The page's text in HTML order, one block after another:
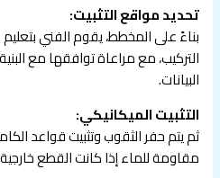
تحديد مواقع التثبيت:
بناءً على المخطط، يقوم الفني
التركيب، مع مراعاة توافقها مع
البيانات.
التثبيت الميكانيكي:
ثم يتم حفر الثقوب وتثبيت قواعد
مقاومة للماء إذا كانت القطع